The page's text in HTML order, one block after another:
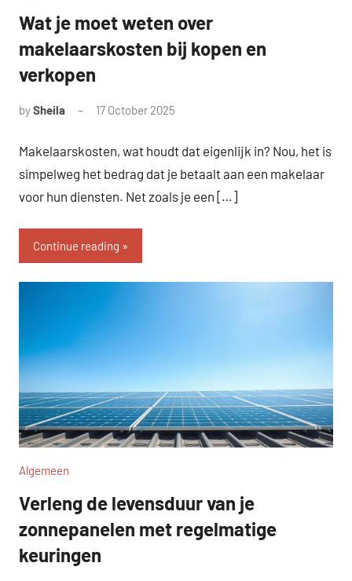
Wat je moet weten over
makelaarskosten bij kopen en
verkopen
bySheila 17 October 2025
Makelaarskosten, wat houdt dat eigenlijk in? Nou, het is
simpelweg het bedrag dat je betaalt aan een makelaar
voor hun diensten. Net zoals je een […]
Continue reading
Algemeen
Verleng de levensduur van je
zonnepanelen met regelmatige
keuringen